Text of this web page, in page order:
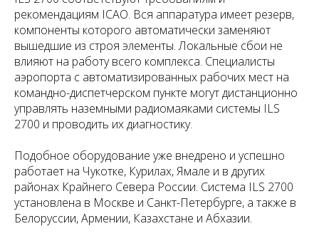
рекомендациям ICAO. Вся аппаратура имеет резерв,
компоненты которого автоматически заменяют
вышедшие из строя элементы. Локальные сбои не
влияют на работу всего комплекса. Специалисты
аэропорта с автоматизированных рабочих мест на
командно-диспетчерском пункте могут дистанционно
управлять наземными радиомаяками системы ILS
2700 и проводить их диагностику.
Подобное оборудование уже внедрено и успешно
работает на Чукотке, Курилах, Ямале и в других
районах Крайнего Севера России. Система ILS 2700
установлена в Москве и Санкт-Петербурге, а также в
Белоруссии, Армении, Казахстане и Абхазии.